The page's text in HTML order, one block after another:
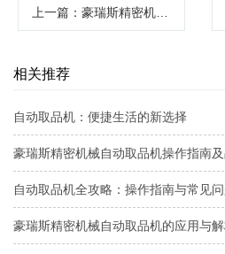
上一篇 ：豪瑞斯精密机械除边机操作保养指南
相关推荐
自动取品机：便捷生活的新选择
豪瑞斯精密机械自动取品机操作指南
自动取品机全攻略：操作指南与常见
豪瑞斯精密机械自动取品机的应用与